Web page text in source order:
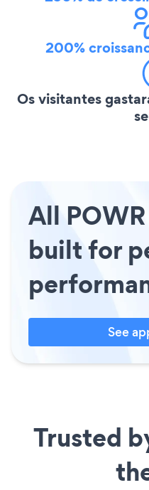
200%
Os visitantes
All
built for
See
Trusted